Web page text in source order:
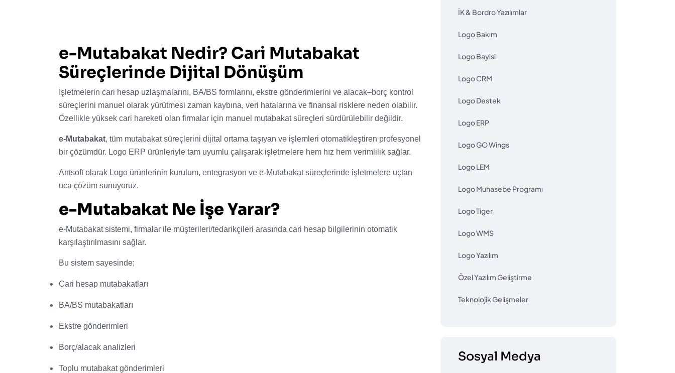
e-Mutabakat Nedir? Cari Mutabakat
Süreçlerinde Dijital Dönüşüm
İşletmelerin cari hesap uzlaşmalarını, BA/BS formlarını, ekstre gönderimlerini ve alacak–borç kontrol
süreçlerini manuel olarak yürütmesi zaman kaybına, veri hatalarına ve finansal risklere neden olabilir.
Özellikle yüksek cari hareketi olan firmalar için manuel mutabakat süreçleri sürdürülebilir değildir.
e-Mutabakat, tüm mutabakat süreçlerini dijital ortama taşıyan ve işlemleri otomatikleştiren profesyonel
bir çözümdür. Logo ERP ürünleriyle tam uyumlu çalışarak işletmelere hem hız hem verimlilik sağlar.
Antsoft olarak Logo ürünlerinin kurulum, entegrasyon ve e-Mutabakat süreçlerinde işletmelere uçtan
uca çözüm sunuyoruz.
e-Mutabakat Ne İşe Yarar?
e-Mutabakat sistemi, firmalar ile müşterileri/tedarikçileri arasında cari hesap bilgilerinin otomatik
karşılaştırılmasını sağlar.
Bu sistem sayesinde;
Cari hesap mutabakatları
BA/BS mutabakatları
Ekstre gönderimleri
Borç/alacak analizleri
Toplu mutabakat gönderimleri
İK & Bordro Yazılımlar
Logo Bakım
Logo Bayisi
Logo CRM
Logo Destek
Logo ERP
Logo GO Wings
Logo LEM
Logo Muhasebe Programı
Logo Tiger
Logo WMS
Logo Yazılım
Özel Yazılım Geliştirme
Teknolojik Gelişmeler
Sosyal Medya